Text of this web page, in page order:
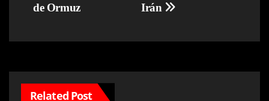
Irán
de Ormuz
Related Post